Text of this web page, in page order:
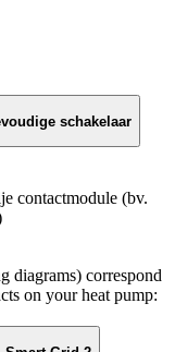
schakelaar
contactmodule (bv.
diagrams) correspond
on your heat pump: